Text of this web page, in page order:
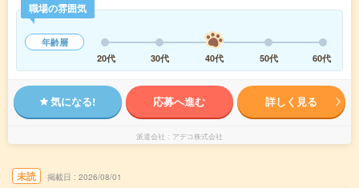
職場の雰囲気
年齢層
20代
30代 40代 50代 60代
気になる! 応募へ進む 詳しく見る
派遣会社 アデコ株式会社
未読 掲載日 2026/08/01